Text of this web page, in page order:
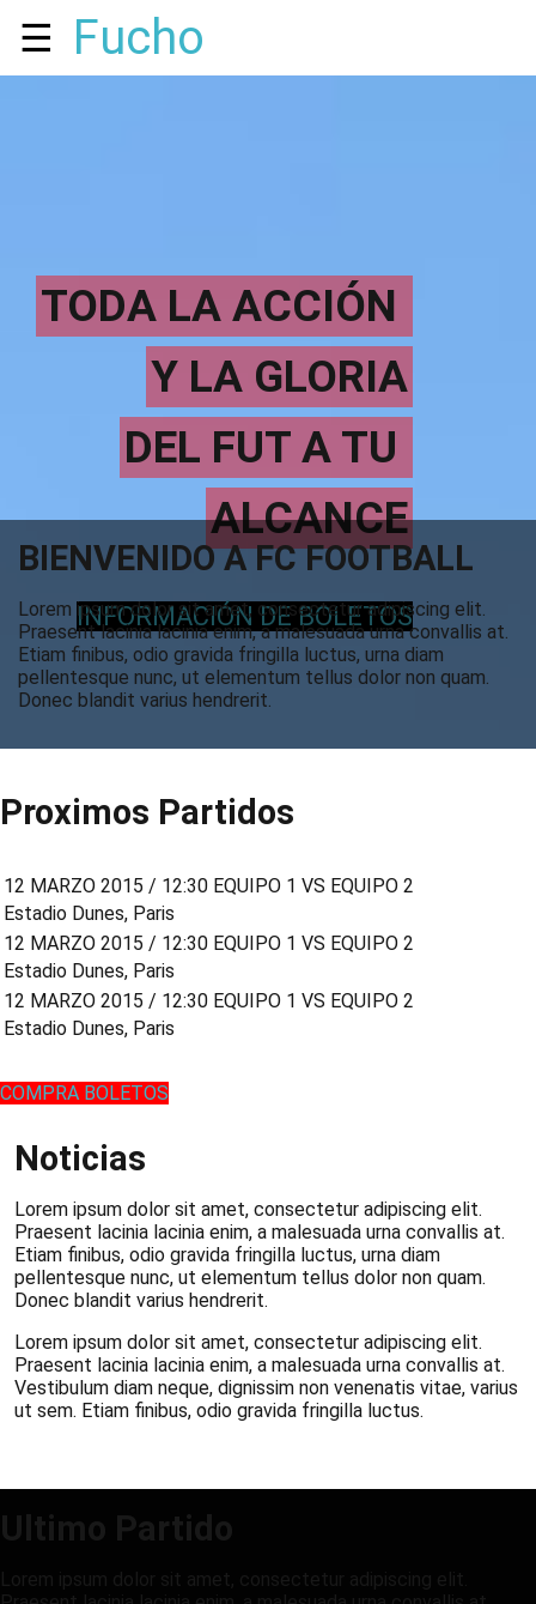
☰ Fucho
BIENVENIDO A FC FOOTBALL
Lorem ipsum dolor sit amet, consectetur adipiscing elit.
Praesent lacinia lacinia enim, a malesuada urna convallis at.
Etiam finibus, odio gravida fringilla luctus, urna diam
pellentesque nunc, ut elementum tellus dolor non quam.
Donec blandit varius hendrerit.
TODA LA ACCIÓN
Y LA GLORIA
DEL FUT A TU
ALCANCE
INFORMACIÓN DE BOLETOS
Proximos Partidos
12 MARZO 2015 / 12:30 EQUIPO 1 VS EQUIPO 2
Estadio Dunes, Paris
12 MARZO 2015 / 12:30 EQUIPO 1 VS EQUIPO 2
Estadio Dunes, Paris
12 MARZO 2015 / 12:30 EQUIPO 1 VS EQUIPO 2
Estadio Dunes, Paris
COMPRA BOLETOS
Noticias
Lorem ipsum dolor sit amet, consectetur adipiscing elit.
Praesent lacinia lacinia enim, a malesuada urna convallis at.
Etiam finibus, odio gravida fringilla luctus, urna diam
pellentesque nunc, ut elementum tellus dolor non quam.
Donec blandit varius hendrerit.
Lorem ipsum dolor sit amet, consectetur adipiscing elit.
Praesent lacinia lacinia enim, a malesuada urna convallis at.
Vestibulum diam neque, dignissim non venenatis vitae, varius
ut sem. Etiam finibus, odio gravida fringilla luctus.